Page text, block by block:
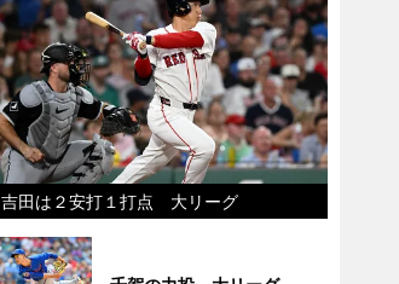
吉田は２安打１打点 大リーグ